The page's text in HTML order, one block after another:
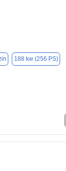
188 kw (256 PS)